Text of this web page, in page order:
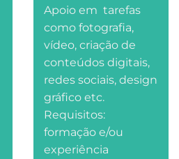
Apoio em tarefas
como fotografia,
vídeo, criação de
conteúdos digitais,
redes sociais, design
gráfico etc.
Requisitos:
formação e/ou
experiência